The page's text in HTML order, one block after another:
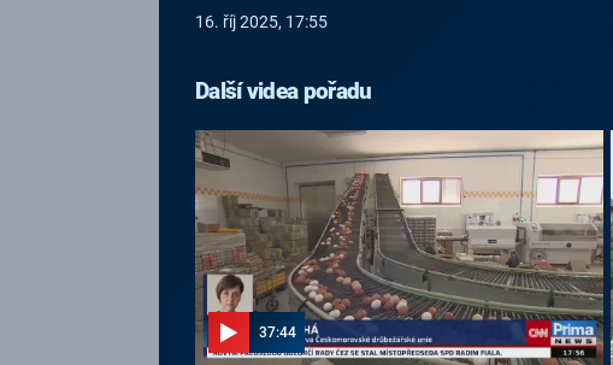
16. říj 2025, 17:55
Další videa pořadu
37:44